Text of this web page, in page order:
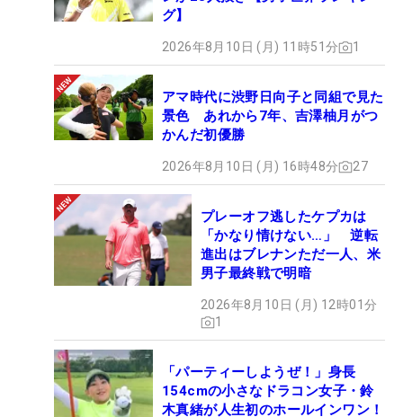
グ】
2026年8月10日 (月) 11時51分 1
アマ時代に渋野日向子と同組で見た
景色 あれから7年、吉澤柚月がつ
かんだ初優勝
2026年8月10日 (月) 16時48分 27
プレーオフ逃したケプカは
「かなり情けない…」 逆転
進出はブレナンただ一人、米
男子最終戦で明暗
2026年8月10日 (月) 12時01分
1
「パーティーしようぜ！」身長
154cmの小さなドラコン女子・鈴
木真緒が人生初のホールインワン！